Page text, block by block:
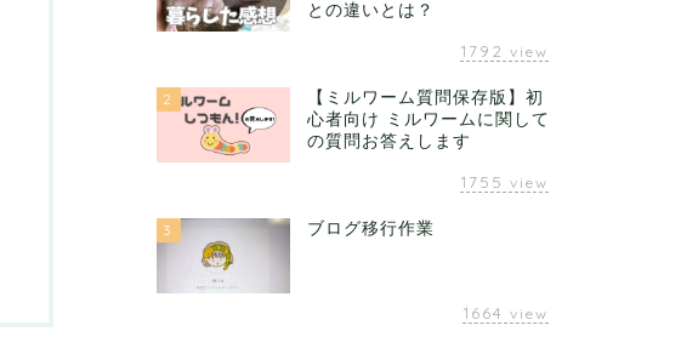
との違いとは？
1792 view
2
【ミルワーム質問保存版】初
心者向け ミルワームに関して
の質問お答えします
1755 view
3 ブログ移行作業
1664 view